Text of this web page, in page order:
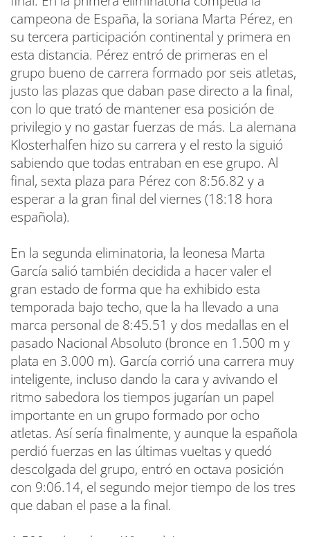
campeona de España, la soriana Marta Pérez, en
su tercera participación continental y primera en
esta distancia. Pérez entró de primeras en el
grupo bueno de carrera formado por seis atletas,
justo las plazas que daban pase directo a la final,
con lo que trató de mantener esa posición de
privilegio y no gastar fuerzas de más. La alemana
Klosterhalfen hizo su carrera y el resto la siguió
sabiendo que todas entraban en ese grupo. Al
final, sexta plaza para Pérez con 8:56.82 y a
esperar a la gran final del viernes (18:18 hora
española).
En la segunda eliminatoria, la leonesa Marta
García salió también decidida a hacer valer el
gran estado de forma que ha exhibido esta
temporada bajo techo, que la ha llevado a una
marca personal de 8:45.51 y dos medallas en el
pasado Nacional Absoluto (bronce en 1.500 m y
plata en 3.000 m). García corrió una carrera muy
inteligente, incluso dando la cara y avivando el
ritmo sabedora los tiempos jugarían un papel
importante en un grupo formado por ocho
atletas. Así sería finalmente, y aunque la española
perdió fuerzas en las últimas vueltas y quedó
descolgada del grupo, entró en octava posición
con 9:06.14, el segundo mejor tiempo de los tres
que daban el pase a la final.